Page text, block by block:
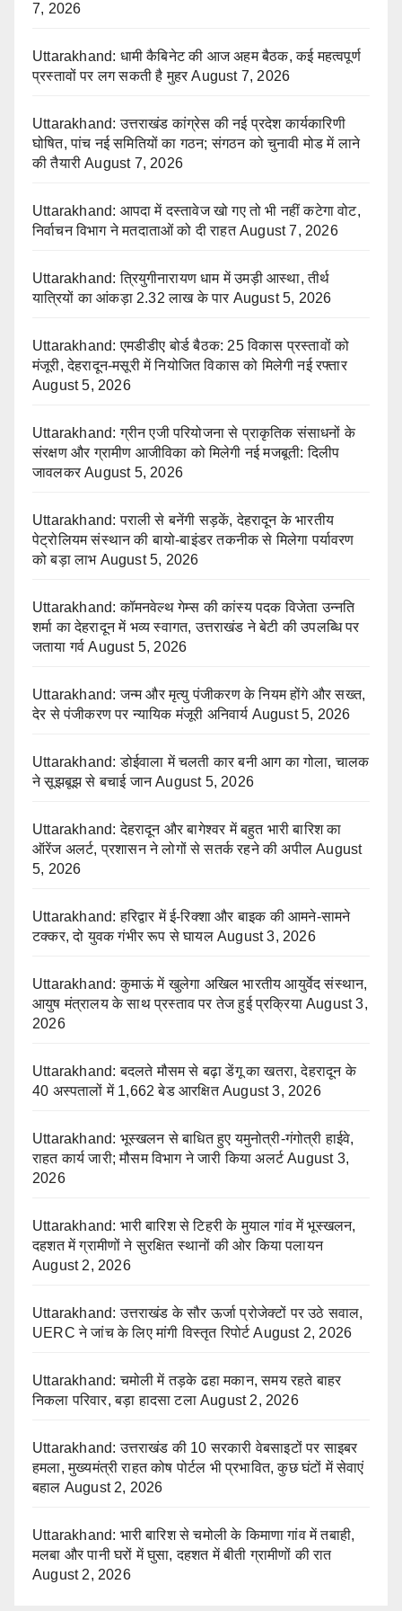
7, 2026
Uttarakhand: धामी कैबिनेट की आज अहम बैठक, कई महत्वपूर्ण
प्रस्तावों पर लग सकती है मुहर August 7, 2026
Uttarakhand: उत्तराखंड कांग्रेस की नई प्रदेश कार्यकारिणी
घोषित, पांच नई समितियों का गठन; संगठन को चुनावी मोड में लाने
की तैयारी August 7, 2026
Uttarakhand: आपदा में दस्तावेज खो गए तो भी नहीं कटेगा वोट,
निर्वाचन विभाग ने मतदाताओं को दी राहत August 7, 2026
Uttarakhand: त्रियुगीनारायण धाम में उमड़ी आस्था, तीर्थ
यात्रियों का आंकड़ा 2.32 लाख के पार August 5, 2026
Uttarakhand: एमडीडीए बोर्ड बैठक: 25 विकास प्रस्तावों को
मंजूरी, देहरादून-मसूरी में नियोजित विकास को मिलेगी नई रफ्तार
August 5, 2026
Uttarakhand: ग्रीन एजी परियोजना से प्राकृतिक संसाधनों के
संरक्षण और ग्रामीण आजीविका को मिलेगी नई मजबूती: दिलीप
जावलकर August 5, 2026
Uttarakhand: पराली से बनेंगी सड़कें, देहरादून के भारतीय
पेट्रोलियम संस्थान की बायो-बाइंडर तकनीक से मिलेगा पर्यावरण
को बड़ा लाभ August 5, 2026
Uttarakhand: कॉमनवेल्थ गेम्स की कांस्य पदक विजेता उन्नति
शर्मा का देहरादून में भव्य स्वागत, उत्तराखंड ने बेटी की उपलब्धि पर
जताया गर्व August 5, 2026
Uttarakhand: जन्म और मृत्यु पंजीकरण के नियम होंगे और सख्त,
देर से पंजीकरण पर न्यायिक मंजूरी अनिवार्य August 5, 2026
Uttarakhand: डोईवाला में चलती कार बनी आग का गोला, चालक
ने सूझबूझ से बचाई जान August 5, 2026
Uttarakhand: देहरादून और बागेश्वर में बहुत भारी बारिश का
ऑरेंज अलर्ट, प्रशासन ने लोगों से सतर्क रहने की अपील August
5, 2026
Uttarakhand: हरिद्वार में ई-रिक्शा और बाइक की आमने-सामने
टक्कर, दो युवक गंभीर रूप से घायल August 3, 2026
Uttarakhand: कुमाऊं में खुलेगा अखिल भारतीय आयुर्वेद संस्थान,
आयुष मंत्रालय के साथ प्रस्ताव पर तेज हुई प्रक्रिया August 3,
2026
Uttarakhand: बदलते मौसम से बढ़ा डेंगू का खतरा, देहरादून के
40 अस्पतालों में 1,662 बेड आरक्षित August 3, 2026
Uttarakhand: भूस्खलन से बाधित हुए यमुनोत्री-गंगोत्री हाईवे,
राहत कार्य जारी; मौसम विभाग ने जारी किया अलर्ट August 3,
2026
Uttarakhand: भारी बारिश से टिहरी के मुयाल गांव में भूस्खलन,
दहशत में ग्रामीणों ने सुरक्षित स्थानों की ओर किया पलायन
August 2, 2026
Uttarakhand: उत्तराखंड के सौर ऊर्जा प्रोजेक्टों पर उठे सवाल,
UERC ने जांच के लिए मांगी विस्तृत रिपोर्ट August 2, 2026
Uttarakhand: चमोली में तड़के ढहा मकान, समय रहते बाहर
निकला परिवार, बड़ा हादसा टला August 2, 2026
Uttarakhand: उत्तराखंड की 10 सरकारी वेबसाइटों पर साइबर
हमला, मुख्यमंत्री राहत कोष पोर्टल भी प्रभावित, कुछ घंटों में सेवाएं
बहाल August 2, 2026
Uttarakhand: भारी बारिश से चमोली के किमाणा गांव में तबाही,
मलबा और पानी घरों में घुसा, दहशत में बीती ग्रामीणों की रात
August 2, 2026